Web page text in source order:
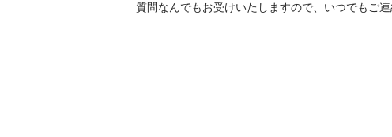
質問なんでもお受けいたしますので、いつでもご連